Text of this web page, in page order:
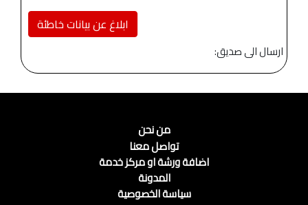
ابلاغ عن بيانات خاطئة
ارسال الى صديق:
من نحن
تواصل معنا
اضافة ورشة او مركز خدمة
المدونة
سياسة الخصوصية